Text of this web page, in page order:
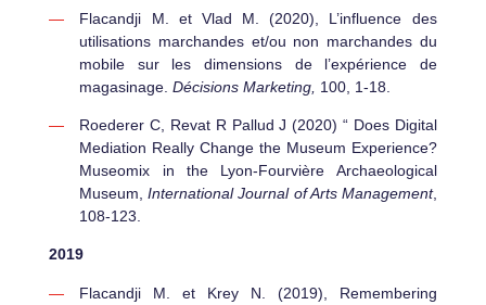
Flacandji M. et Vlad M. (2020), L’influence des
utilisations marchandes et/ou non marchandes du
mobile sur les dimensions de l’expérience de
magasinage.Décisions Marketing, 100, 1-18.
Roederer C, Revat R Pallud J (2020) “ Does Digital
Mediation Really Change the Museum Experience?
Museomix in the Lyon-Fourvière Archaeological
Museum,International Journal of Arts Management,
108-123.
2019
Flacandji M. et Krey N. (2019), Remembering